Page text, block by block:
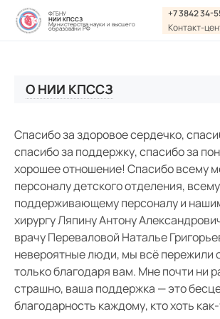
Обычная версия сайта
Графика:
Выключить видео
Интервал:
Одинарный
Полуторный
Двойной
Разрядка:
ФГБНУ
НИИ КПССЗ
Министерства науки и высшего
образовани РФ Контакт-
+7 3842 34-
О НИИ КПССЗ
Система менеджмента качества
Структура, руководство, кадры
Документы НИИ КПССЗ
Отзывы
Новиков Владимир Топтыхович
Терёхин Владимир Васильевич
Белозерова Яна Викторовна
Спасибо за здоровое сердечко,
спасибо за поддержку, спасибо за
хорошее отношение! Спасибо всему
персоналу детского отделения, всему
поддерживающему персоналу и
хирургу Ляпину Антону
врачу Переваловой Наталье
невероятные люди, мы всё пережили
только благодаря вам. Мне почти ни
страшно, ваша поддержка — это
благодарность каждому, кто хоть